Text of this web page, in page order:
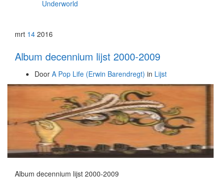
Underworld
mrt 14 2016
Album decennium lijst 2000-2009
Door A Pop Life (Erwin Barendregt) in Lijst
Album decennium lijst 2000-2009